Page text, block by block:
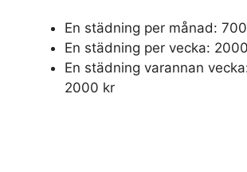
En städning per månad:
En städning per vecka:
En städning varannan
2000 kr